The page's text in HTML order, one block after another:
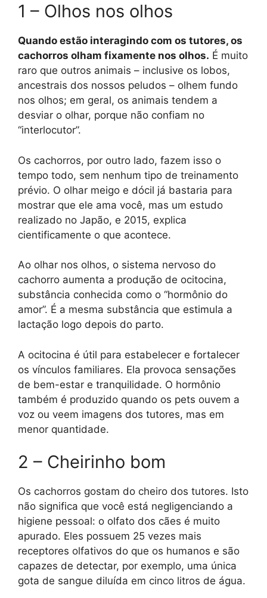
1 – Olhos nos olhos
Quando estão interagindo com os tutores, os
cachorros olham fixamente nos olhos. É muito
raro que outros animais – inclusive os lobos,
ancestrais dos nossos peludos – olhem fundo
nos olhos; em geral, os animais tendem a
desviar o olhar, porque não confiam no
“interlocutor”.
Os cachorros, por outro lado, fazem isso o
tempo todo, sem nenhum tipo de treinamento
prévio. O olhar meigo e dócil já bastaria para
mostrar que ele ama você, mas um estudo
realizado no Japão, e 2015, explica
cientificamente o que acontece.
Ao olhar nos olhos, o sistema nervoso do
cachorro aumenta a produção de ocitocina,
substância conhecida como o “hormônio do
amor”. É a mesma substância que estimula a
lactação logo depois do parto.
A ocitocina é útil para estabelecer e fortalecer
os vínculos familiares. Ela provoca sensações
de bem-estar e tranquilidade. O hormônio
também é produzido quando os pets ouvem a
voz ou veem imagens dos tutores, mas em
menor quantidade.
2 – Cheirinho bom
Os cachorros gostam do cheiro dos tutores. Isto
não significa que você está negligenciando a
higiene pessoal: o olfato dos cães é muito
apurado. Eles possuem 25 vezes mais
receptores olfativos do que os humanos e são
capazes de detectar, por exemplo, uma única
gota de sangue diluída em cinco litros de água.